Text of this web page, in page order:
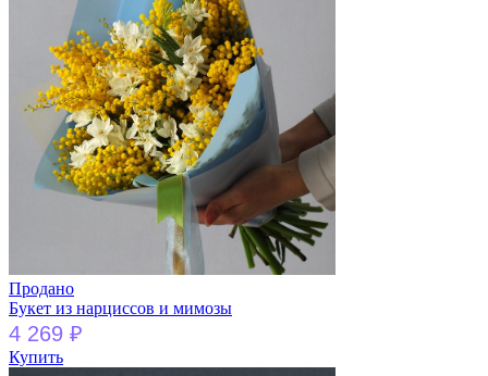
Продано
Букет из нарциссов и мимозы
4 269 ₽
Купить